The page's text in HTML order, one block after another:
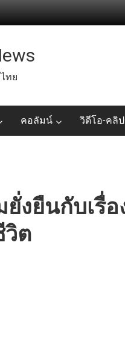
ทย
คอลัมน์ วิดีโอ-คลิ
งยืนกับเรื่อ
ต